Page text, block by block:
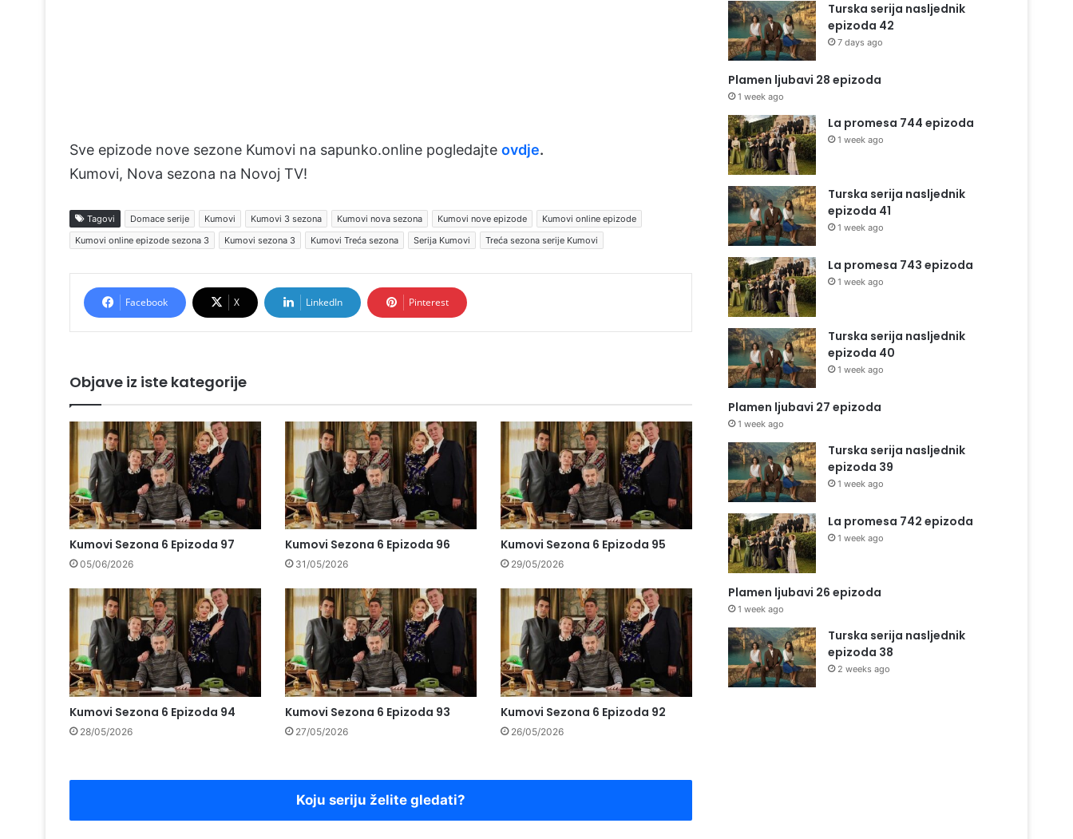
Sve epizode nove sezone Kumovi na sapunko.online pogledajte ovdje.
Kumovi, Nova sezona na Novoj TV!
Tagovi Domace serije Kumovi Kumovi 3 sezona Kumovi nova sezona Kumovi nove epizode
Kumovi online epizode
Kumovi online epizode sezona 3
Kumovi sezona 3 Kumovi Treća sezona Serija Kumovi Treća sezona serije Kumovi
Facebook X LinkedIn Pinterest
Objave iz iste kategorije
Kumovi Sezona 6 Epizoda 97
05/06/2026
Kumovi Sezona 6 Epizoda 96
31/05/2026
Kumovi Sezona 6 Epizoda 95
29/05/2026
Kumovi Sezona 6 Epizoda 94
28/05/2026
Kumovi Sezona 6 Epizoda 93
27/05/2026
Kumovi Sezona 6 Epizoda 92
26/05/2026
Koju seriju želite gledati?
Turska serija nasljednik
epizoda 42
7 days ago
Plamen ljubavi 28 epizoda
1 week ago
La promesa 744 epizoda
1 week ago
Turska serija nasljednik
epizoda 41
1 week ago
La promesa 743 epizoda
1 week ago
Turska serija nasljednik
epizoda 40
1 week ago
Plamen ljubavi 27 epizoda
1 week ago
Turska serija nasljednik
epizoda 39
1 week ago
La promesa 742 epizoda
1 week ago
Plamen ljubavi 26 epizoda
1 week ago
Turska serija nasljednik
epizoda 38
2 weeks ago